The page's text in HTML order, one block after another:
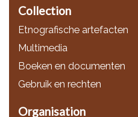
Collection
Etnografische artefacten
Multimedia
Boeken en documenten
Gebruik en rechten
Organisation